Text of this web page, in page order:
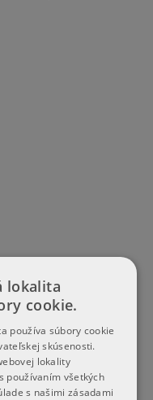
lokalita
cookie.
používa súbory cookie
skúsenosti.
lokality
používaním všetkých
s našimi zásadami